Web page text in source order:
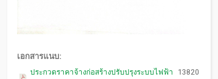
เอกสารแนบ:
ประกวดราคาจ้างก่อสร้างปรับปรุงระบบไฟฟ้า
13820